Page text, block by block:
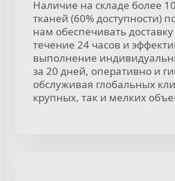
Наличие на складе более
тканей (60% доступности)
нам обеспечивать доставку
течение 24 часов и
выполнение
за 20 дней, оперативно и
обслуживая глобальных
крупных, так и мелких